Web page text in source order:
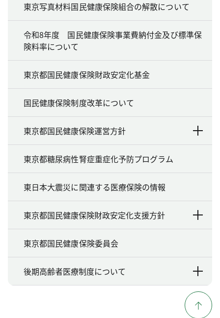
東京写真材料国民健康保険組合の解散について
令和8年度 国民健康保険事業費納付金及び標準保
険料率について
東京都国民健康保険財政安定化基金
国民健康保険制度改革について
東京都国民健康保険運営方針
東京都糖尿病性腎症重症化予防プログラム
東日本大震災に関連する医療保険の情報
東京都国民健康保険財政安定化支援方針
東京都国民健康保険委員会
後期高齢者医療制度について